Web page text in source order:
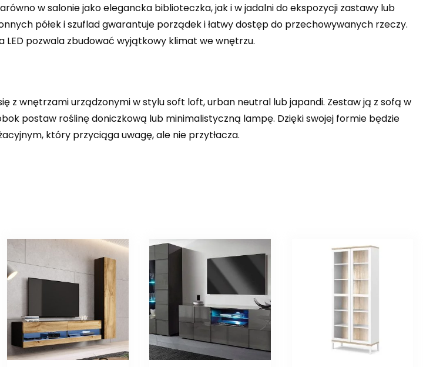
w salonie jako elegancka biblioteczka, jak i w jadalni do ekspozycji zastawy lub
półek i szuflad gwarantuje porządek i łatwy dostęp do przechowywanych rzeczy.
LED pozwala zbudować wyjątkowy klimat we wnętrzu.
z wnętrzami urządzonymi w stylu soft loft, urban neutral lub japandi. Zestaw ją z sofą w
postaw roślinę doniczkową lub minimalistyczną lampę. Dzięki swojej formie będzie
który przyciąga uwagę, ale nie przytłacza.